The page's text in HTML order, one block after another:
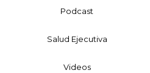
Podcast
Salud Ejecutiva
Videos